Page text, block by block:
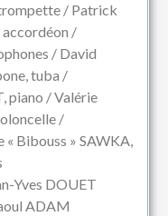
/ Patrick
/
/ David
tuba /
piano / Valérie
/
Bibouss » SAWKA,
Yves DOUET
ADAM